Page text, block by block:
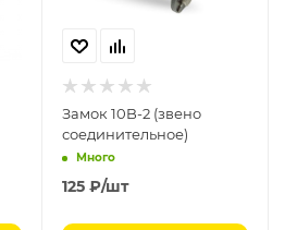
Замок 10B-2 (звено
соединительное)
Много
125 ₽/шт